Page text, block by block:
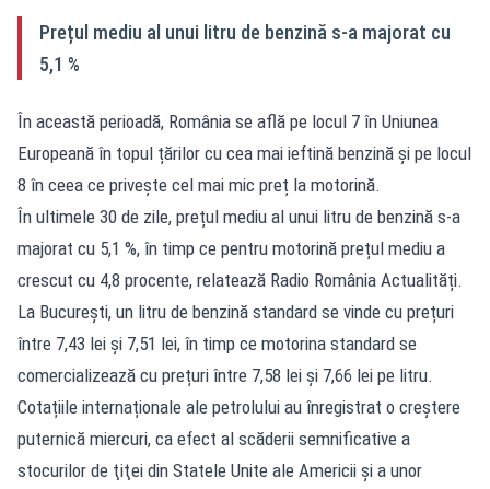
Prețul mediu al unui litru de benzină s-a majorat cu
5,1 %
În această perioadă, România se află pe locul 7 în Uniunea
Europeană în topul țărilor cu cea mai ieftină benzină și pe locul
8 în ceea ce privește cel mai mic preț la motorină.
În ultimele 30 de zile, prețul mediu al unui litru de benzină s-a
majorat cu 5,1 %, în timp ce pentru motorină prețul mediu a
crescut cu 4,8 procente, relatează Radio România Actualități.
La București, un litru de benzină standard se vinde cu prețuri
între 7,43 lei și 7,51 lei, în timp ce motorina standard se
comercializează cu prețuri între 7,58 lei și 7,66 lei pe litru.
Cotațiile internaționale ale petrolului au înregistrat o creştere
puternică miercuri, ca efect al scăderii semnificative a
stocurilor de ţiţei din Statele Unite ale Americii şi a unor